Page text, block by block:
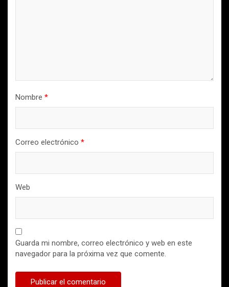
Nombre *
Correo electrónico *
Web
Guarda mi nombre, correo electrónico y web en este
navegador para la próxima vez que comente.